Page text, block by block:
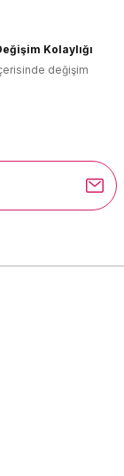
Kolaylığı
değişim